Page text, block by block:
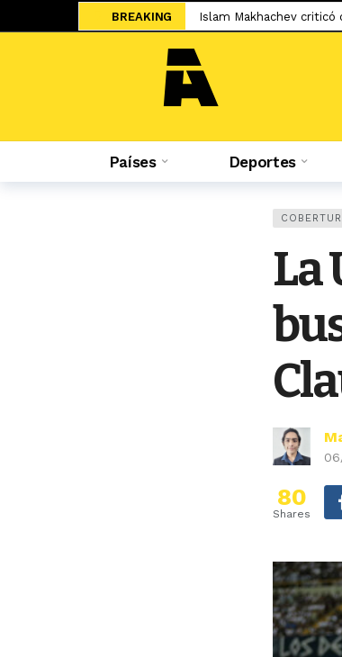
BREAKING Islam Makhachev criticó
Salah ya tiene nuevo
El adiós de Nahuel
Miguel Trauco: «No
Sporting Cristal:
«No está bueno estar
Mudryk vuelve a los
Sale a la luz el cartel de
Países Deportes
La
80
Shares